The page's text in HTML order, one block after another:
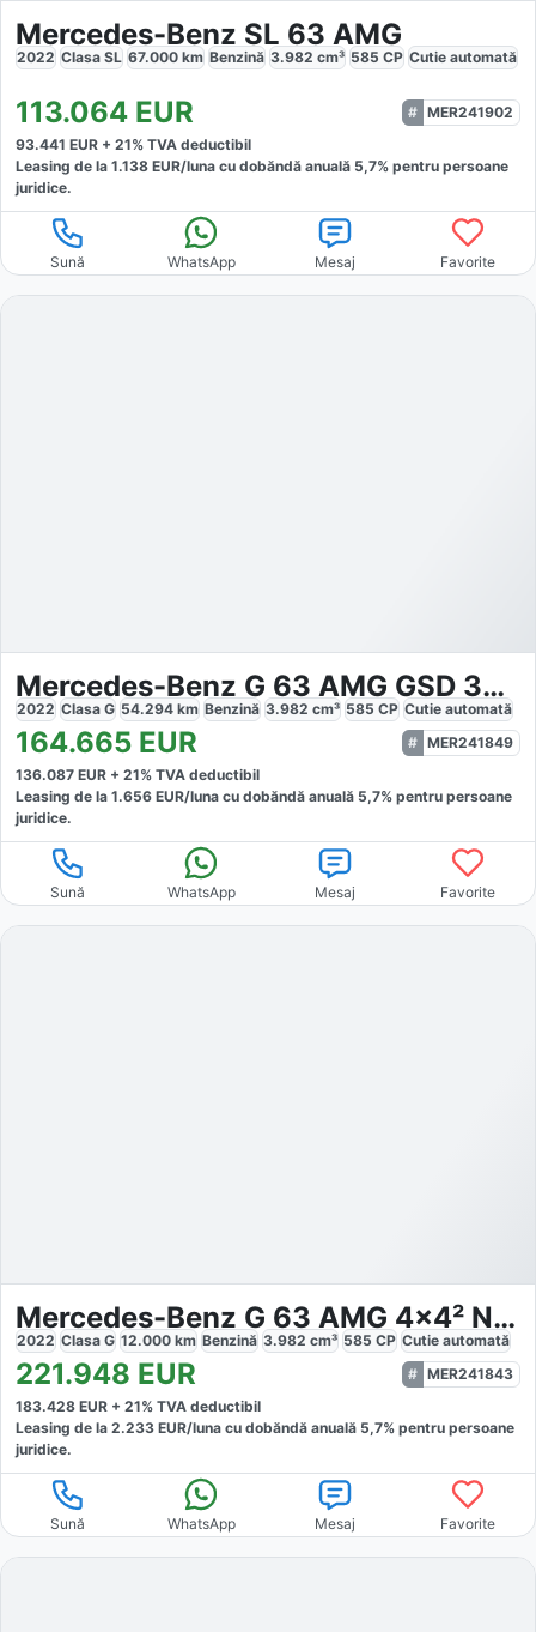
Mercedes-Benz SL 63 AMG
2022 Clasa SL 67.000 km Benzină 3.982 cm³ 585 CP Cutie automată
113.064 EUR
MER241902
93.441 EUR + 21% TVA deductibil
Leasing de la 1.138 EUR/luna cu dobăndă anuală 5,7% pentru persoane
juridice.
Sună WhatsApp Mesaj Favorite
Mercedes-Benz G 63 AMG GSD 360
2022 Clasa G 54.294 km Benzină 3.982 cm³ 585 CP Cutie automată
164.665 EUR
MER241849
136.087 EUR + 21% TVA deductibil
Leasing de la 1.656 EUR/luna cu dobăndă anuală 5,7% pentru persoane
juridice.
Sună WhatsApp Mesaj Favorite
Mercedes-Benz G 63 AMG 4x4² Night Pack
2022 Clasa G 12.000 km Benzină 3.982 cm³ 585 CP Cutie automată
221.948 EUR
MER241843
183.428 EUR + 21% TVA deductibil
Leasing de la 2.233 EUR/luna cu dobăndă anuală 5,7% pentru persoane
juridice.
Sună WhatsApp Mesaj Favorite